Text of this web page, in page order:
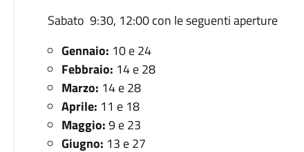
Sabato 9:30, 12:00 con le seguenti aperture
Gennaio: 10 e 24
Febbraio: 14 e 28
Marzo: 14 e 28
Aprile: 11 e 18
Maggio:9 e 23
Giugno: 13 e 27